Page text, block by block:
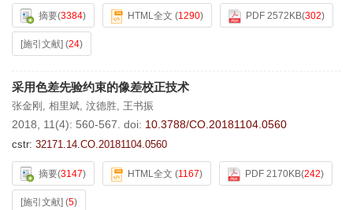
摘要(3384) HTML全文 (1290) PDF 2572KB(302)
[施引文献] (24)
采用色差先验约束的像差校正技术
张金刚 , 相里斌, 汶德胜, 王书振
2018, 11(4): 560-567. doi: 10.3788/CO.20181104.0560
cstr: 32171.14.CO.20181104.0560
摘要(3147) HTML全文 (1167) PDF 2170KB(242)
[施引文献] (5)